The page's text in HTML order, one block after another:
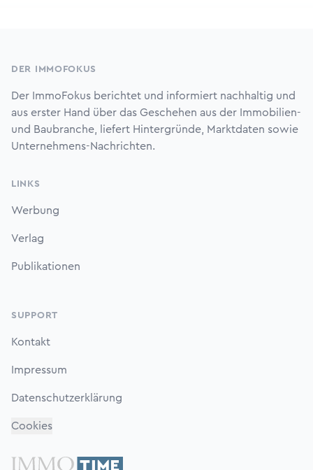
DER IMMOFOKUS
Der ImmoFokus berichtet und informiert nachhaltig und
aus erster Hand über das Geschehen aus der Immobilien-
und Baubranche, liefert Hintergründe, Marktdaten sowie
Unternehmens-Nachrichten.
LINKS
Werbung
Verlag
Publikationen
SUPPORT
Kontakt
Impressum
Datenschutzerklärung
Cookies